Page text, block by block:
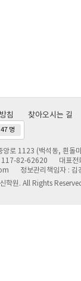
침 찾아오시는 길
47 명
앙로 1123 (백석동, 흰돌
117-82-62620
대표
정보관리책임자 : 김
학원. All Rights